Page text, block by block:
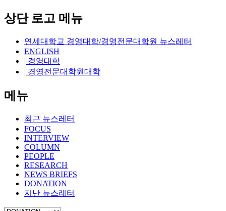
상단 로고 메뉴
연세대학교 경영대학/경영전문대학원 뉴스레터
ENGLISH
| 경영대학
| 경영전문대학원대학
메뉴
최근 뉴스레터
FOCUS
INTERVIEW
COLUMN
PEOPLE
RESEARCH
NEWS BRIEFS
DONATION
지난 뉴스레터